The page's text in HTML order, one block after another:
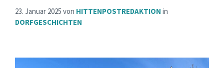
23. Januar 2025 von HITTENPOSTREDAKTION in
DORFGESCHICHTEN